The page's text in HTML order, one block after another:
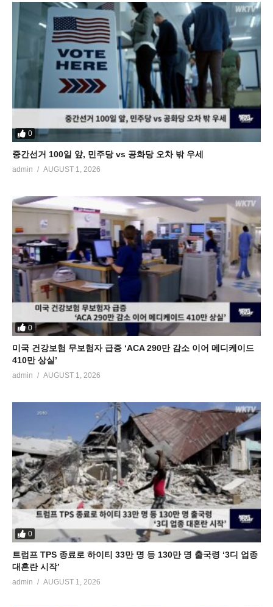
0
중간선거 100일 앞, 민주당 vs 공화당 오차 밖 우세
admin AUGUST 1, 2026
0
미국 건강보험 무보험자 급증 ‘ACA 290만 감소 이어 메디케이드
410만 상실’
admin AUGUST 1, 2026
0
트럼프 TPS 종료로 하이티 33만 명 등 130만 명 출국령 ‘3디 업종
대혼란 시작’
admin AUGUST 1, 2026